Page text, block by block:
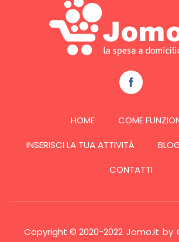
HOME
COME
INSERISCI LA TUA ATTIVITÀ
CONTATTI
Copyright © 2020-2022 Jomo.it by